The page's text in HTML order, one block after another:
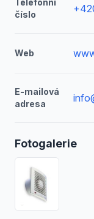
Telefonní
číslo
Web
E-mailová
adresa
Fotogalerie